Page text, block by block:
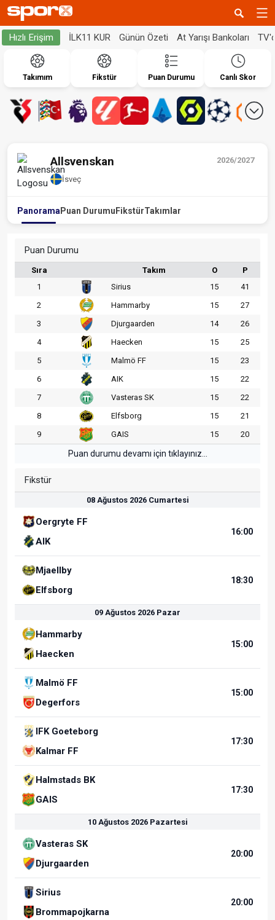
Hızlı Erişim İLK11 KUR Günün Özeti At Yarışı Bankoları
Takımım Fikstür Puan Durumu Canlı Skor
2026/2027
Allsvenskan
İsveç
Panorama Puan Durumu FikstürTakımlar
Puan Durumu
Sıra Takım O
P
1
Sirius 15
41
2
Hammarby 15
27
3
Djurgaarden 14
26
4
Haecken 15
25
5
Malmö FF 15
23
6
AIK 15
22
7
Vasteras SK 15
22
8
Elfsborg 15
21
9
GAIS 15 20
Puan durumu devamı için tıklayınız...
Fikstür
08 Ağustos 2026 Cumartesi
Oergryte FF
AIK
16:00
Mjaellby
Elfsborg
18:30
09 Ağustos 2026 Pazar
Hammarby
Haecken
15:00
Malmö FF
Degerfors
15:00
IFK Goeteborg
Kalmar FF
17:30
Halmstads BK
GAIS
17:30
10 Ağustos 2026 Pazartesi
Vasteras SK
Djurgaarden
20:00
Sirius
Brommapojkarna
20:00